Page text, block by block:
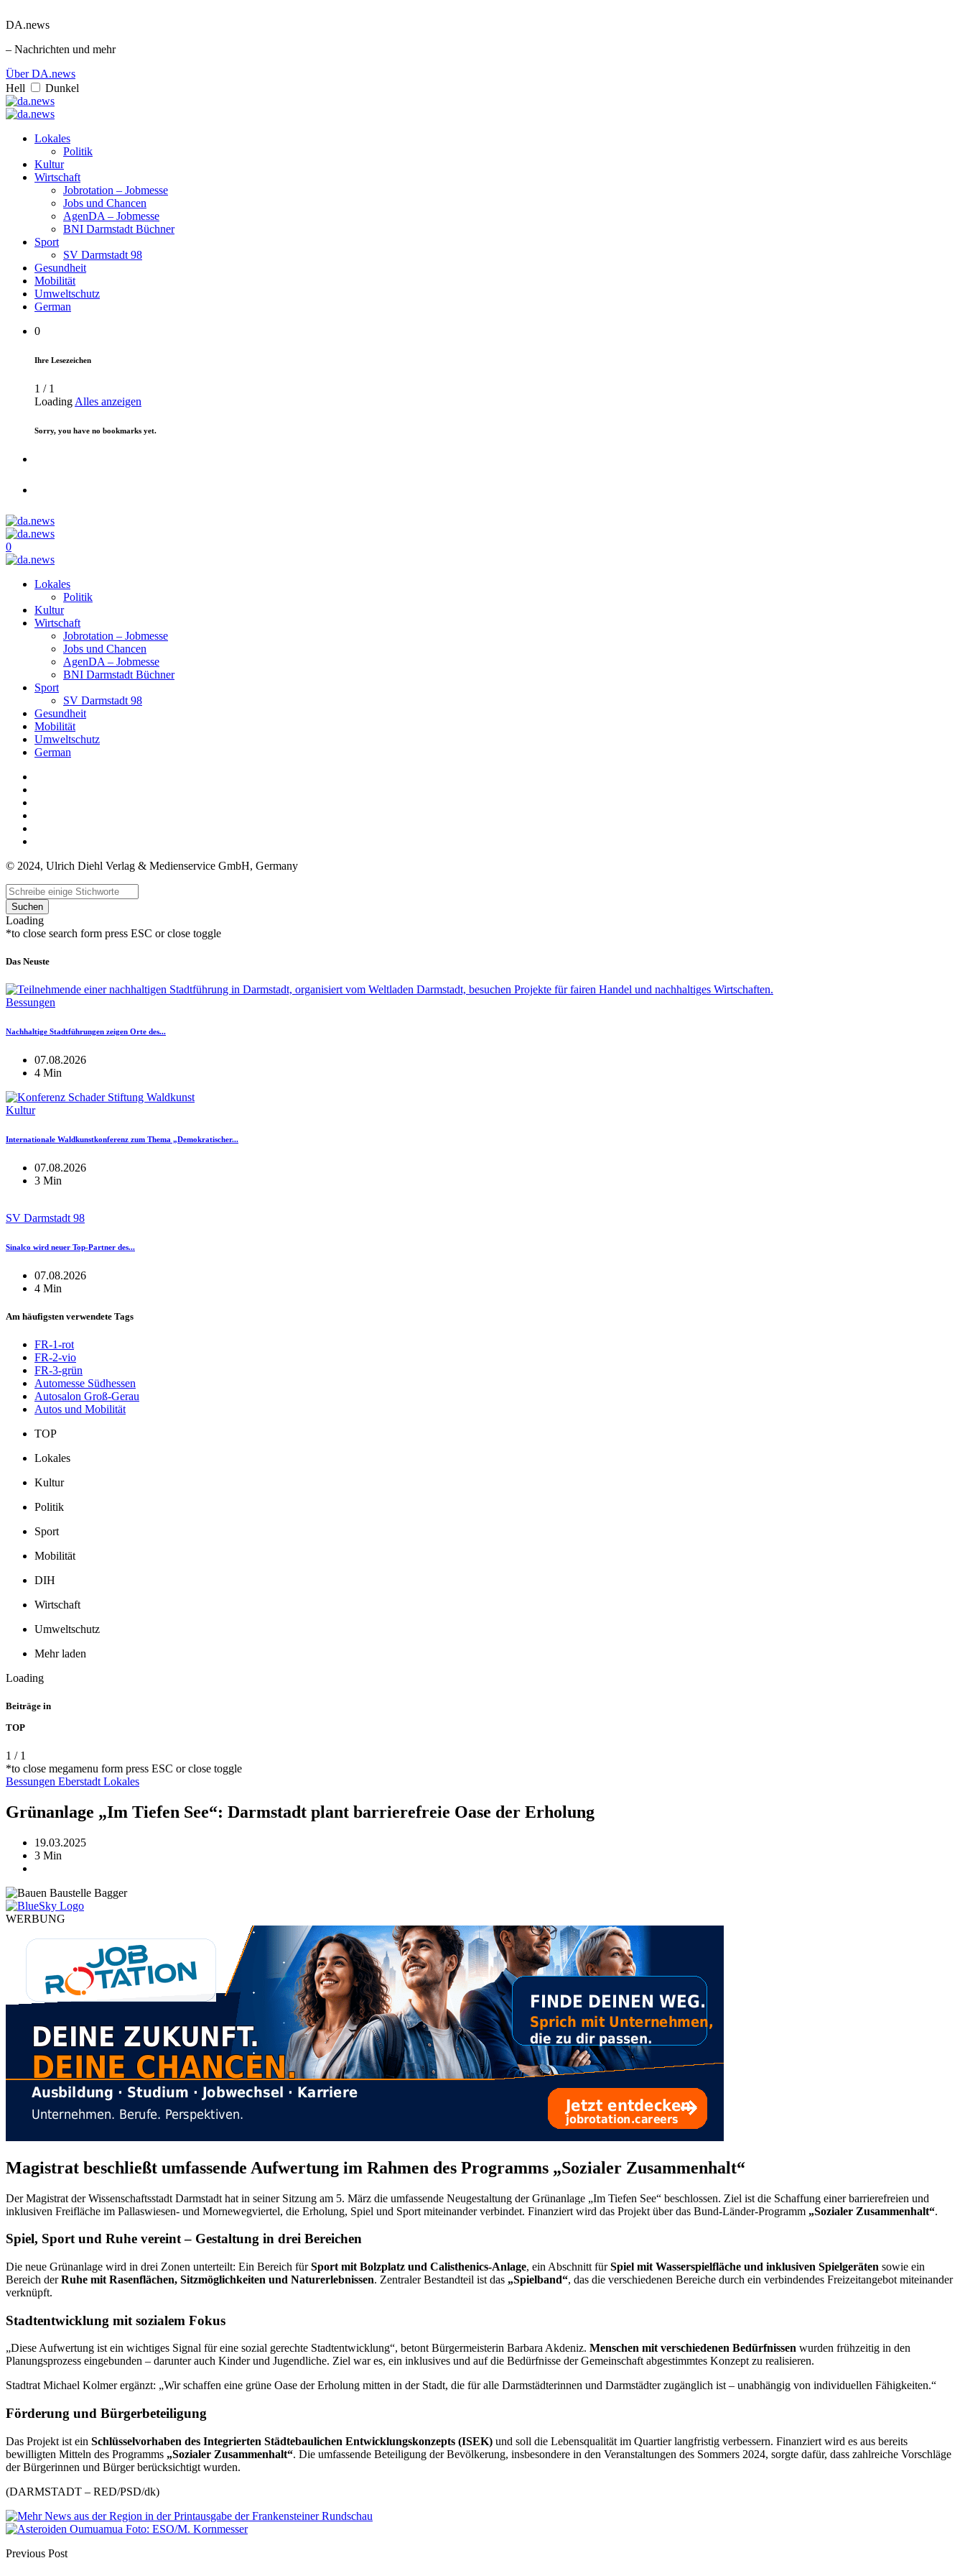
DA.news
– Nachrichten und mehr
Über DA.news
Hell
Dunkel
Lokales
Politik
Kultur
Wirtschaft
Jobrotation – Jobmesse
Jobs und Chancen
AgenDA – Jobmesse
BNI Darmstadt Büchner
Sport
SV Darmstadt 98
Gesundheit
Mobilität
Umweltschutz
German
0
Ihre Lesezeichen
1 / 1
Loading Alles anzeigen
Sorry, you have no bookmarks yet.
0
Lokales
Politik
Kultur
Wirtschaft
Jobrotation – Jobmesse
Jobs und Chancen
AgenDA – Jobmesse
BNI Darmstadt Büchner
Sport
SV Darmstadt 98
Gesundheit
Mobilität
Umweltschutz
German
© 2024, Ulrich Diehl Verlag & Medienservice GmbH, Germany
Suchen
Loading
*to close search form press ESC or close toggle
Das Neuste
Bessungen
Nachhaltige Stadtführungen zeigen Orte des...
07.08.2026
4 Min
Kultur
Internationale Waldkunstkonferenz zum Thema „Demokratischer...
07.08.2026
3 Min
SV Darmstadt 98
Sinalco wird neuer Top-Partner des...
07.08.2026
4 Min
Am häufigsten verwendete Tags
FR-1-rot
FR-2-vio
FR-3-grün
Automesse Südhessen
Autosalon Groß-Gerau
Autos und Mobilität
TOP
Lokales
Kultur
Politik
Sport
Mobilität
DIH
Wirtschaft
Umweltschutz
Mehr laden
Loading
Beiträge in
TOP
1 / 1
*to close megamenu form press ESC or close toggle
Bessungen Eberstadt Lokales
Grünanlage „Im Tiefen See“: Darmstadt plant barrierefreie Oase der Erholung
19.03.2025
3 Min
WERBUNG
Magistrat beschließt umfassende Aufwertung im Rahmen des Programms „Sozialer Zusammenhalt“
Der Magistrat der Wissenschaftsstadt Darmstadt hat in seiner Sitzung am 5. März die umfassende Neugestaltung der Grünanlage „Im Tiefen See“ beschlossen. Ziel ist die Schaffung einer barrierefreien und
inklusiven Freifläche im Pallaswiesen- und Mornewegviertel, die Erholung, Spiel und Sport miteinander verbindet. Finanziert wird das Projekt über das Bund-Länder-Programm „Sozialer Zusammenhalt“.
Spiel, Sport und Ruhe vereint – Gestaltung in drei Bereichen
Die neue Grünanlage wird in drei Zonen unterteilt: Ein Bereich fürSport mit Bolzplatz und Calisthenics-Anlage, ein Abschnitt fürSpiel mit Wasserspielfläche und inklusiven Spielgeräten sowie ein
Bereich derRuhe mit Rasenflächen, Sitzmöglichkeiten und Naturerlebnissen. Zentraler Bestandteil ist das „Spielband“, das die verschiedenen Bereiche durch ein verbindendes Freizeitangebot miteinander
verknüpft.
Stadtentwicklung mit sozialem Fokus
„Diese Aufwertung ist ein wichtiges Signal für eine sozial gerechte Stadtentwicklung“, betont Bürgermeisterin Barbara Akdeniz. Menschen mit verschiedenen Bedürfnissen wurden frühzeitig in den
Planungsprozess eingebunden – darunter auch Kinder und Jugendliche. Ziel war es, ein inklusives und auf die Bedürfnisse der Gemeinschaft abgestimmtes Konzept zu realisieren.
Stadtrat Michael Kolmer ergänzt: „Wir schaffen eine grüne Oase der Erholung mitten in der Stadt, die für alle Darmstädterinnen und Darmstädter zugänglich ist – unabhängig von individuellen Fähigkeiten.“
Förderung und Bürgerbeteiligung
Das Projekt ist ein Schlüsselvorhaben des Integrierten Städtebaulichen Entwicklungskonzepts (ISEK) und soll die Lebensqualität im Quartier langfristig verbessern. Finanziert wird es aus bereits
bewilligten Mitteln des Programms „Sozialer Zusammenhalt“. Die umfassende Beteiligung der Bevölkerung, insbesondere in den Veranstaltungen des Sommers 2024, sorgte dafür, dass zahlreiche Vorschläge
der Bürgerinnen und Bürger berücksichtigt wurden.
(DARMSTADT – RED/PSD/dk)
Previous Post